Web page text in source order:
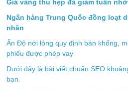
Giá vàng thu hẹp đà giảm tuần
Ngân hàng Trung Quốc đồng loạt
nhân
Ấn Độ nới lỏng quy định bán khống,
phiếu được phép vay
Dưới đây là bài viết chuẩn SEO
bạn.